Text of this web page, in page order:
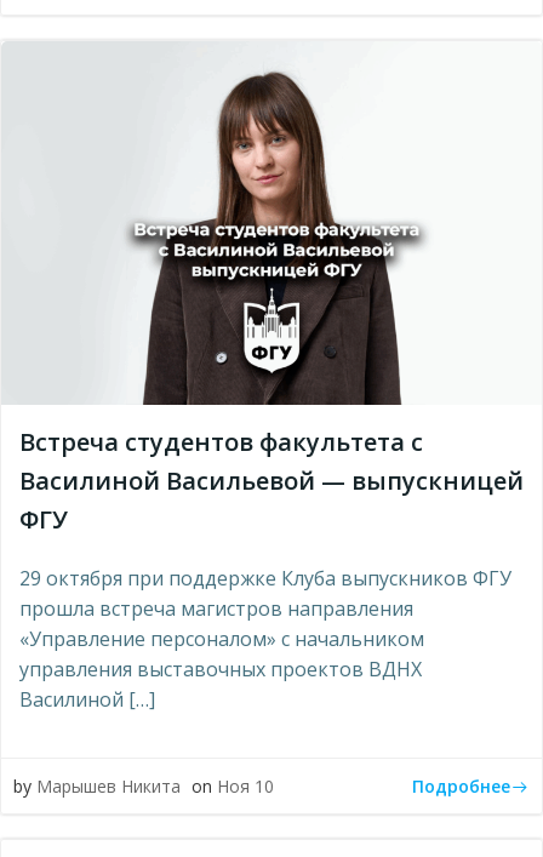
Встреча студентов факультета с
Василиной Васильевой — выпускницей
ФГУ
29 октября при поддержке Клуба выпускников ФГУ
прошла встреча магистров направления
«Управление персоналом» с начальником
управления выставочных проектов ВДНХ
Василиной […]
by Марышев Никита on Ноя 10 Подробнее